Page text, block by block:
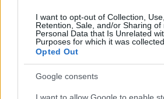
I want to opt-out of Collection, Use,
Retention, Sale, and/or Sharing of
Personal Data that Is Unrelated
Purposes for which it was collected.
Opted Out
Google consents
I want to allow Google to enable